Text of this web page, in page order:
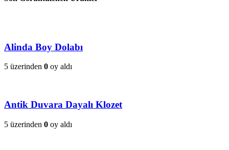
Alinda Boy Dolabı
5 üzerinden 0 oy aldı
Antik Duvara Dayalı Klozet
5 üzerinden 0 oy aldı